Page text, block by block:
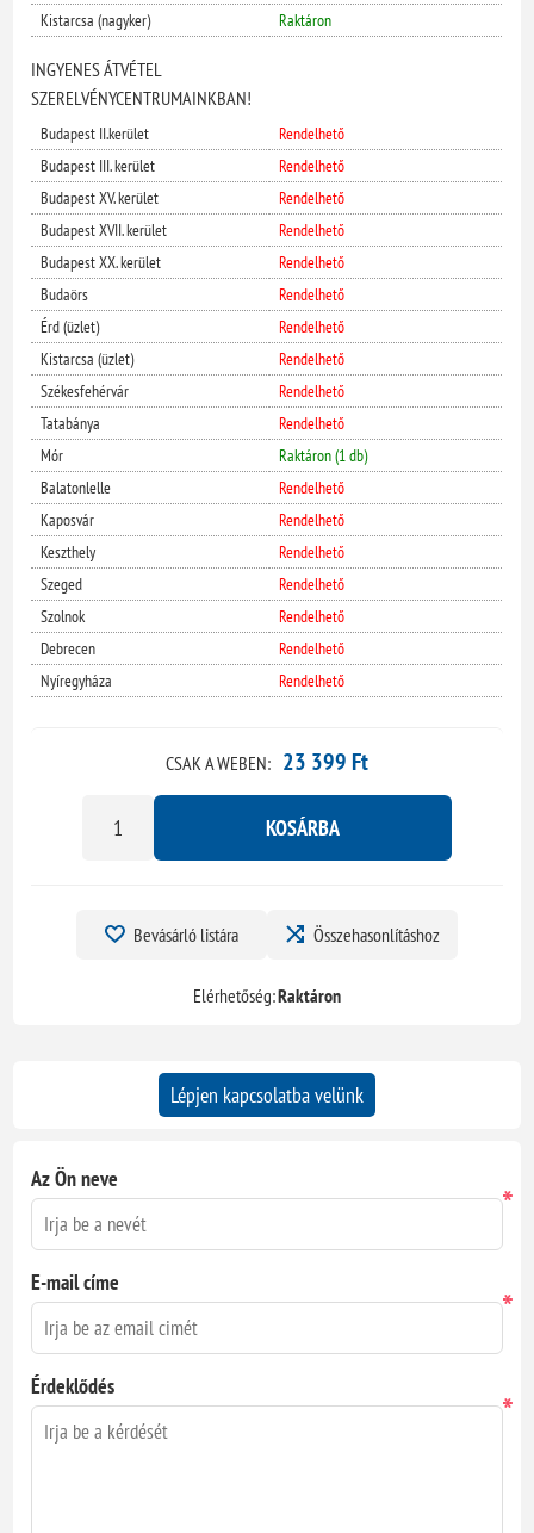
Kistarcsa (nagyker)
Raktáron
INGYENES ÁTVÉTEL
SZERELVÉNYCENTRUMAINKBAN!
Budapest II.kerület
Rendelhető
Budapest III. kerület
Rendelhető
Budapest XV. kerület
Rendelhető
Budapest XVII. kerület
Rendelhető
Budapest XX. kerület
Rendelhető
Budaörs
Rendelhető
Érd (üzlet)
Rendelhető
Kistarcsa (üzlet)
Rendelhető
Székesfehérvár
Rendelhető
Tatabánya
Rendelhető
Mór
Raktáron (1 db)
Balatonlelle
Rendelhető
Kaposvár
Rendelhető
Keszthely
Rendelhető
Szeged
Rendelhető
Szolnok
Rendelhető
Debrecen
Rendelhető
Nyíregyháza
Rendelhető
CSAK A WEBEN: 23 399 Ft
KOSÁRBA
Bevásárló listára Összehasonlításhoz
Elérhetőség:Raktáron
Lépjen kapcsolatba velünk
Az Ön neve
*
E-mail címe
*
Érdeklődés
*